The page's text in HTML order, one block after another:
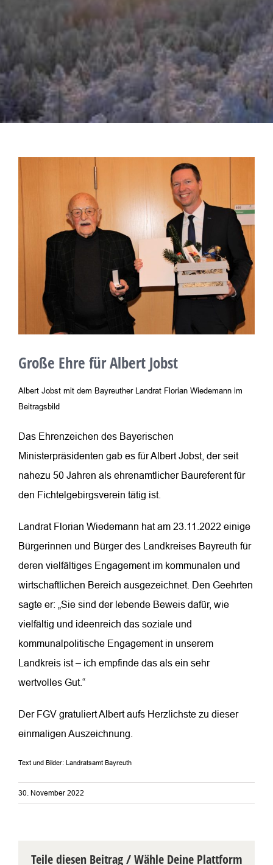
Große Ehre für Albert Jobst
Albert Jobst mit dem Bayreuther Landrat Florian Wiedemann im
Beitragsbild
Das Ehrenzeichen des Bayerischen
Ministerpräsidenten gab es für Albert Jobst, der seit
nahezu 50 Jahren als ehrenamtlicher Baureferent für
den Fichtelgebirgsverein tätig ist.
Landrat Florian Wiedemann hat am 23.11.2022 einige
Bürgerinnen und Bürger des Landkreises Bayreuth für
deren vielfältiges Engagement im kommunalen und
wirtschaftlichen Bereich ausgezeichnet. Den Geehrten
sagte er: „Sie sind der lebende Beweis dafür, wie
vielfältig und ideenreich das soziale und
kommunalpolitische Engagement in unserem
Landkreis ist – ich empfinde das als ein sehr
wertvolles Gut.“
Der FGV gratuliert Albert aufs Herzlichste zu dieser
einmaligen Auszeichnung.
Text und Bilder: Landratsamt Bayreuth
30. November 2022
Teile diesen Beitrag / Wähle Deine Plattform